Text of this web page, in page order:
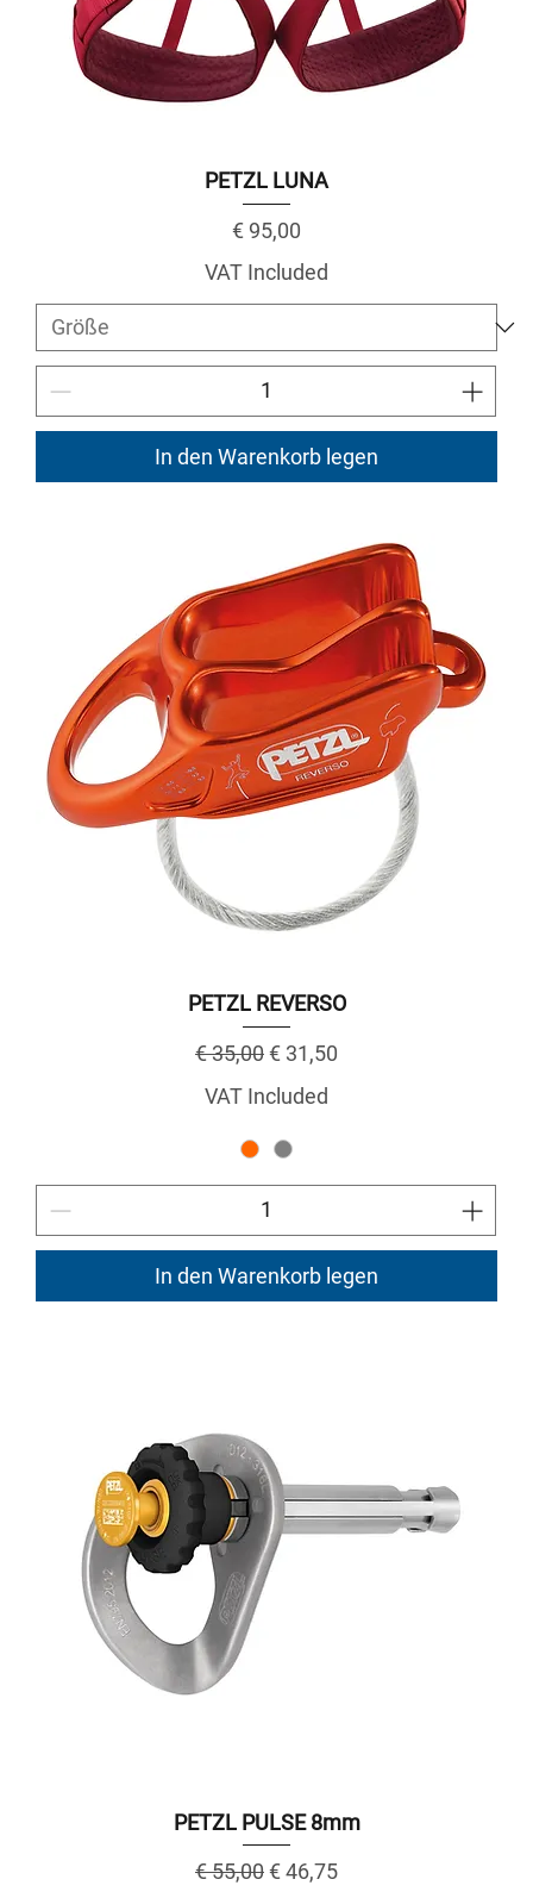
PETZL LUNA
Price
€ 95,00
VAT Included
In den Warenkorb legen
PETZL REVERSO
Regular Price
€ 35,00Sale Price
€ 31,50
VAT Included
In den Warenkorb legen
PETZL PULSE 8mm
Regular Price
€ 55,00Sale Price
€ 46,75